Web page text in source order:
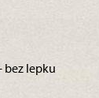
bez lepku